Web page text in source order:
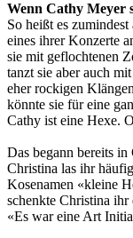
Wenn Cathy Meyer
So heißt es
eines ihrer Konzerte
sie mit geflochtenen
tanzt sie aber auch
eher rockigen
könnte sie für eine
Cathy ist eine Hexe.
Das begann bereits
Christina las ihr
Kosenamen «kleine
schenkte Christina ihr
«Es war eine Art